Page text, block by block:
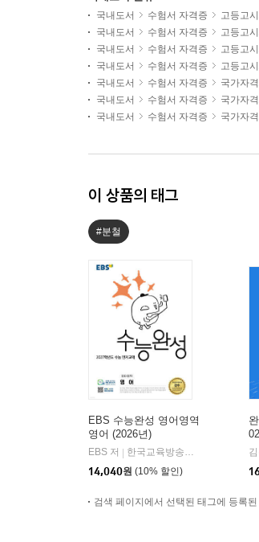
국내도서 수험서 자격증 고등고
국내도서
수험서 자격증 고등고
국내도서
수험서 자격증 고등고
국내도서
수험서 자격증 고등고
국내도서
수험서 자격증 국가자
국내도서
수험서 자격증 국가자
국내도서
수험서 자격증 국가자
이 상품의 태그
#분철
EBS 수능완성 영어영역
영어 (2026년)
EBS 저
한국교육방송공사
14,040원 (10% 할인)
검색 페이지에서 선택된 태그에 등록